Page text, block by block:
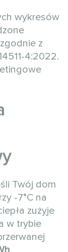
wykresów
z
4:2022.
Twój dom
-7°C na
zużyje
w trybie